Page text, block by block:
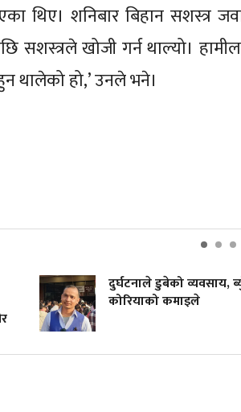
थिए। शनिबार बिहान सशस्त्र
सशस्त्रले खोजी गर्न थाल्यो।
थालेको हो,’ उनले भने।
दुर्घटनाले डुबेको व्यवसाय,
कोरियाको कमाइले